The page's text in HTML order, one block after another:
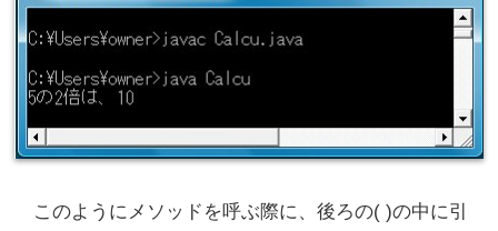
このようにメソッドを呼ぶ際に、後ろの( )の中に引